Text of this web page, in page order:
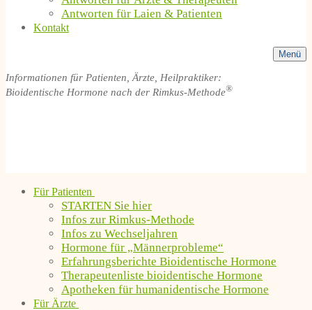
Antworten für Laien & Patienten
Kontakt
Menü
Informationen für Patienten, Ärzte, Heilpraktiker:
Bioidentische Hormone nach der Rimkus-Methode®
Für Patienten
STARTEN Sie hier
Infos zur Rimkus-Methode
Infos zu Wechseljahren
Hormone für „Männerprobleme“
Erfahrungsberichte Bioidentische Hormone
Therapeutenliste bioidentische Hormone
Apotheken für humanidentische Hormone
Für Ärzte